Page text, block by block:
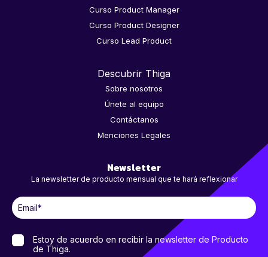
Curso Product Manager
Curso Product Designer
Curso Lead Product
Descubrir Thiga
Sobre nosotros
Únete al equipo
Contáctanos
Menciones Legales
Newsletter
La newsletter de producto mensual que te hará reflexionar
Estoy de acuerdo en recibir la newsletter de Producto
de Thiga.